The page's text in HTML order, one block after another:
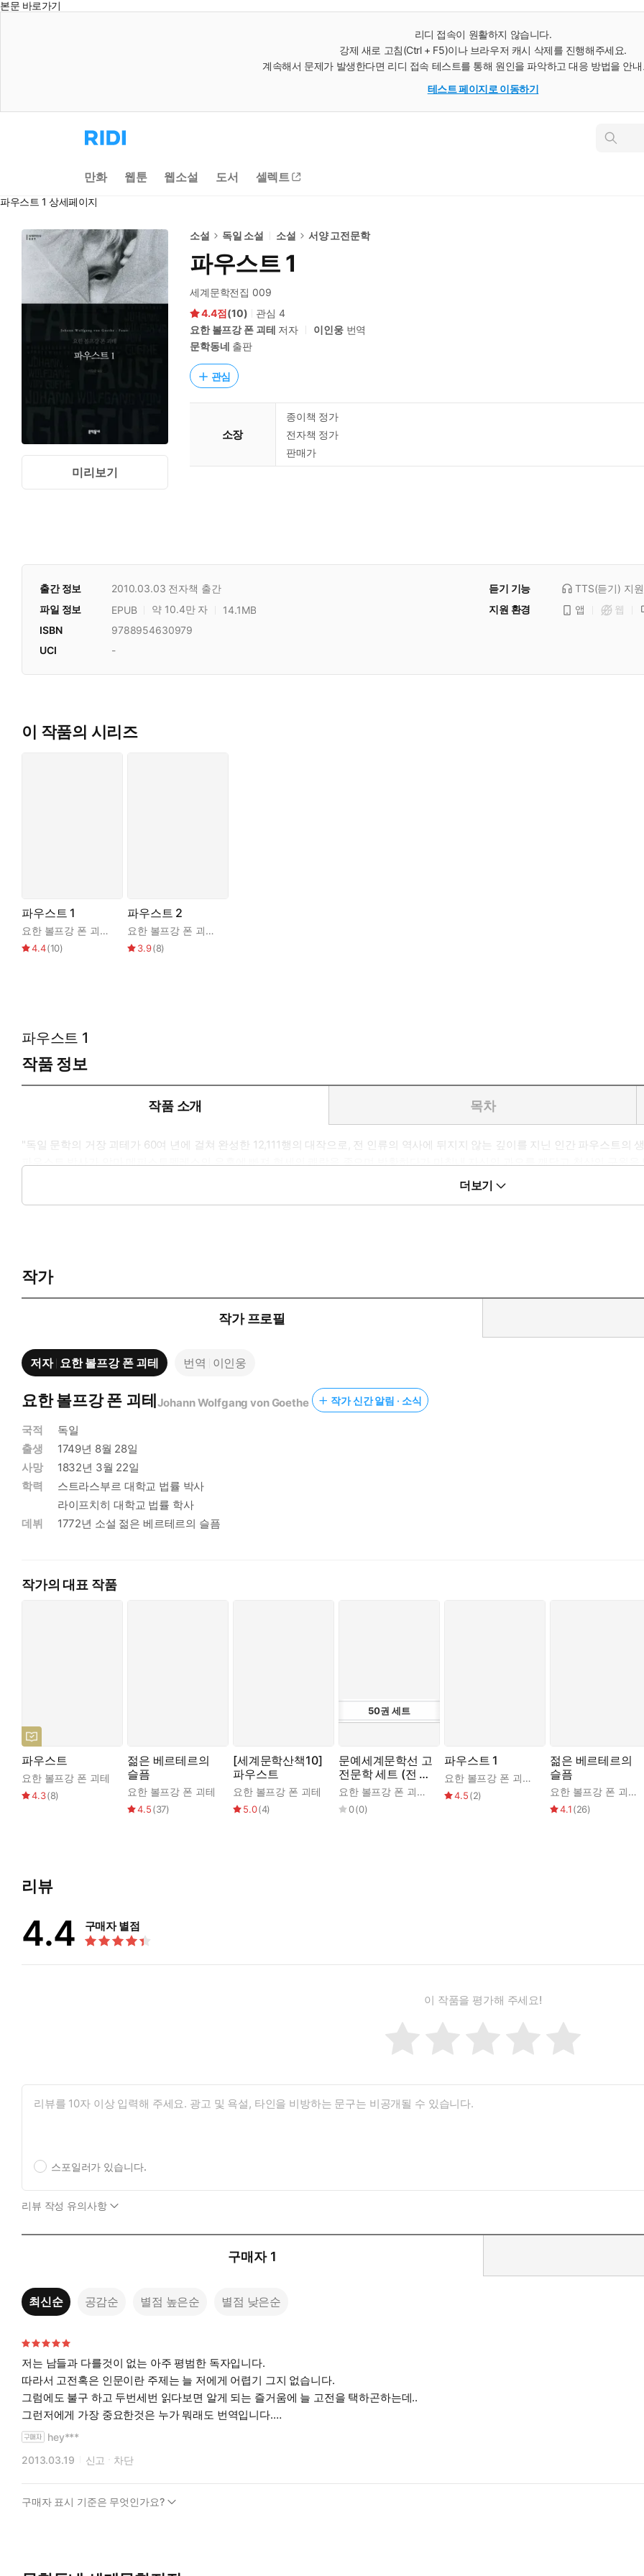
본문 바로가기
리디 접속이 원활하지 않습니다.
강제 새로 고침(Ctrl + F5)이나 브라우저 캐시 삭제를 진행해주세요.
계속해서 문제가 발생한다면 리디 접속 테스트를 통해 원인을 파악하고 대응 방법을 안
테스트 페이지로 이동하기
리
디
으
로
동
인
만화 웹툰 웹소설 도서 셀렉트
파우스트 1 상세페이지
미리보기
소설 독일 소설 소설 서양 고전문학
파우스트 1
세계문학전집 009
4.4
(10) 관심 4
요한 볼프강 폰 괴테 저자 이인웅번역
문학동네 출판
관심
소장
종이책 정가
전자책 정가
판매가
출간 정보 2010.03.03 전자책 출간 듣기 기능 TTS(듣기) 지원
파일 정보
EPUB 약 10.4만 자 14.1MB 지원 환경 앱
웹
ISBN
9788954630979
UCI
-
이 작품의 시리즈
파우스트 1
요한 볼프강 폰 괴테 이인웅
4.4(10)
파우스트 2
요한 볼프강 폰 괴테
3.9(8)
파우스트 1
작품 정보
작품 소개 목차
"독일 문학의 거장 괴테가 60여 년에 걸쳐 완성한 12,111행의 대작으로, 전 인류의 역사에 뒤지지 않는 깊이를 지닌 인간 파우스트의
파우스트 박사가 악마 메피스토펠레스의 유혹에 빠져 현세의 쾌락을 좇으며 방황하다가 마침내 자신의 과오를 깨닫고 천상의 구원
의 모든 문명을 아우르며 다양하고 폭넓은 세계관을 보여주는 고전 중의 고전이며, 괴테가 완성한 독일정신의 총체인 동시에 인간
더보기
작가
작가 프로필
저자 요한 볼프강 폰 괴테 번역 이인웅
요한 볼프강 폰 괴테 Johann Wolfgang von Goethe 작가 신간 알림 · 소식
국적
독일
출생
1749년 8월 28일
사망
1832년 3월 22일
학력
스트라스부르 대학교 법률 박사
라이프치히 대학교 법률 학사
데뷔
1772년 소설 젊은 베르테르의 슬픔
작가의 대표 작품
파우스트
요한 볼프강 폰 괴테
4.3(8)
젊은 베르테르의
슬픔
요한 볼프강 폰 괴테
4.5(37)
[세계문학산책10]
파우스트
요한 볼프강 폰 괴테
5.0(4)
50권 세트
문예세계문학선 고
전문학 세트 (전 5
0권)
요한 볼프강 폰 괴테 송영택
0(0)
파우스트 1
요한 볼프강 폰 괴테 정서웅
4.5(2)
젊은 베르테르의
슬픔
요한 볼프강 폰 괴테
4.1(26)
리뷰
4.4 구매자 별점
이 작품을 평가해 주세요!
스포일러가 있습니다.
리뷰 작성 유의사항
구매자 1
최신순 공감순 별점 높은순 별점 낮은순
저는 남들과 다를것이 없는 아주 평범한 독자입니다.
따라서 고전혹은 인문이란 주제는 늘 저에게 어렵기 그지 없습니다.
그럼에도 불구 하고 두번세번 읽다보면 알게 되는 즐거움에 늘 고전을 택하곤하는데..
그런저에게 가장 중요한것은 누가 뭐래도 번역입니다.
어려웠지만 역시 읽을수있었고 다시 읽을때 느끼는 즐거움은 이루 말할수없었습니다.
을 많이 접할수있었습니다.
파우스트박사의 방황과 그것을 가장 완벽하게 그려내었다고 알려지는 괴테의 파우스트
hey***
2013.03.19
신고 차단
구매자 표시 기준은 무엇인가요?